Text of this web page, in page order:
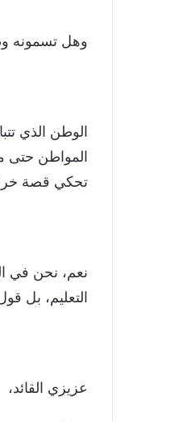
وهل تسمونه
الوطن الذي
المواطن حتى
تحكي قصة
نعم، نحن في
التعليم، بل
عزيزي القائد،